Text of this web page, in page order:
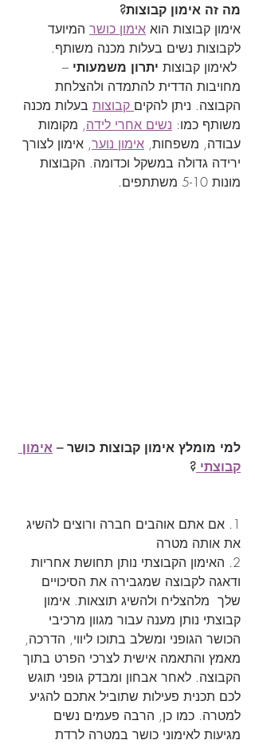
מה זה אימון קבוצות?
אימון קבוצות הוא אימון כושר המיועד
לקבוצות נשים בעלות מכנה משותף.
יתרון משמעותי –
מחויבות הדדית להתמדה ולהצלחת
הקבוצה. ניתן להקים קבוצות בעלות מכנה
משותף כמו: נשים אחרי לידה, מקומות
עבודה, משפחות, אימון נוער, אימון לצורך
ירידה גדולה במשקל וכדומה. הקבוצות
מונות 5-10 משתתפים.
למי מומלץ אימון קבוצות כושר – אימון
קבוצתי ?
1. אם אתם אוהבים חברה ורוצים להשיג
את אותה מטרה
2. האימון הקבוצתי נותן תחושת אחריות
ודאגה לקבוצה שמגבירה את הסיכויים
שלך  מלהצליח ולהשיג תוצאות. אימון
קבוצתי נותן מענה עבור מגוון מרכיבי
הכושר הגופני ומשלב בתוכו ליווי, הדרכה,
מאמץ והתאמה אישית לצרכי הפרט בתוך
הקבוצה. לאחר אבחון ומבדק גופני תוגש
לכם תכנית פעילות שתוביל אתכם להגיע
למטרה. כמו כן, הרבה פעמים נשים
מגיעות לאימוני כושר במטרה לרדת